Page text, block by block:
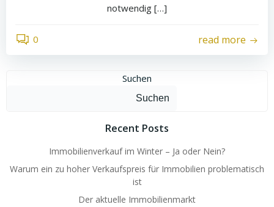
notwendig […]
0 read more
Suchen
Suchen
Recent Posts
Immobilienverkauf im Winter – Ja oder Nein?
Warum ein zu hoher Verkaufspreis für Immobilien problematisch
ist
Der aktuelle Immobilienmarkt